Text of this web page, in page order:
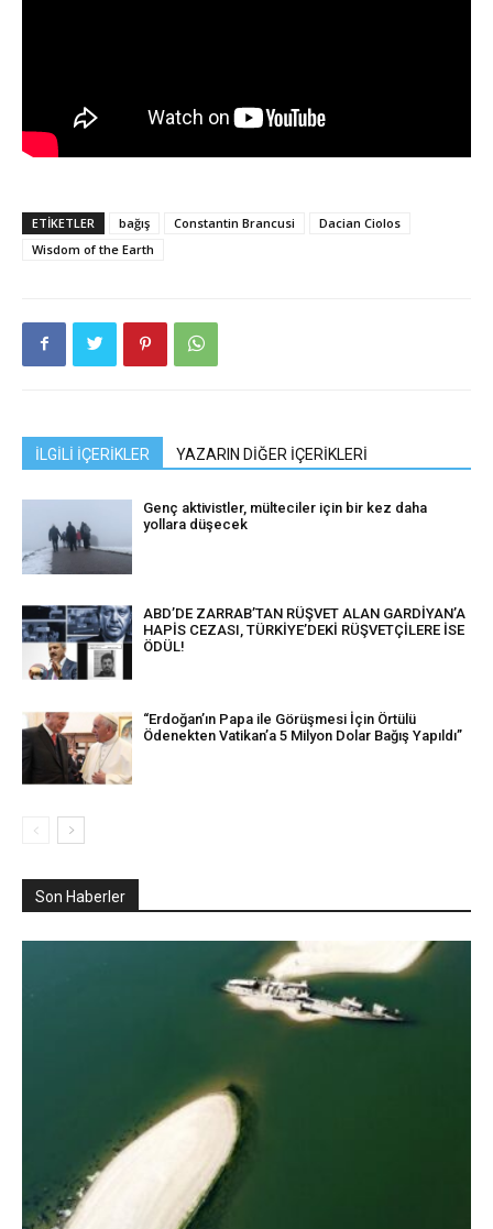
ETIKETLER bağış Constantin Brancusi
Dacian Ciolos
Wisdom of the Earth
İLGİLİ İÇERİKLER YAZARIN DİĞER İÇERİKLERİ
Genç aktivistler, mülteciler için bir kez daha
yollara düşecek
ABD’DE ZARRAB’TAN RÜŞVET ALAN GARDİYAN’A
HAPİS CEZASI, TÜRKİYE’DEKİ RÜŞVETÇİLERE İSE
ÖDÜL!
“Erdoğan’ın Papa ile Görüşmesi İçin Örtülü
Ödenekten Vatikan’a 5 Milyon Dolar Bağış Yapıldı”
Son Haberler